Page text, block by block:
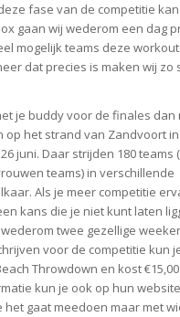
fase van de competitie
gaan wij wederom een dag
mogelijk teams deze
dat precies is maken wij zo
je buddy voor de finales dan
op het strand van Zandvoort
juni. Daar strijden 180 teams
teams) in verschillende
Als je meer competitie
kans die je niet kunt laten
twee gezellige
voor de competitie kun
Throwdown en kost
kun je ook op hun
het gaat meedoen maar met